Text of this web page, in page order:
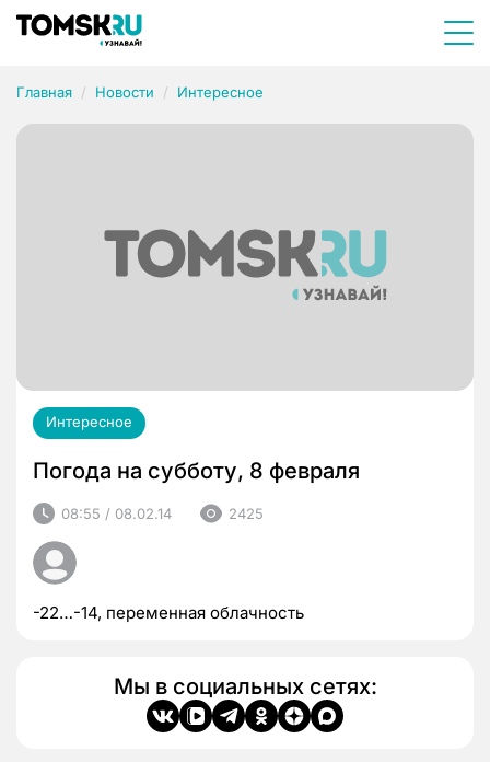
Главная Новости Интересное
Интересное
Погода на субботу, 8 февраля
08:55 / 08.02.14 2425
-22…-14, переменная облачность
Мы в социальных сетях: